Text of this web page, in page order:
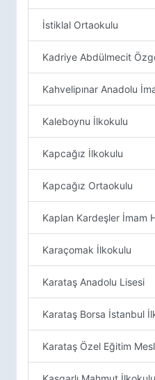
İstiklal Ortaokulu
Kadriye Abdülmecit
Kahvelipınar Anadolu
Kaleboynu İlkokulu
Kapcağız İlkokulu
Kapcağız Ortaokulu
Kaplan Kardeşler İmam
Karaçomak İlkokulu
Karataş Anadolu Lisesi
Karataş Borsa İstanbul
Karataş Özel Eğitim